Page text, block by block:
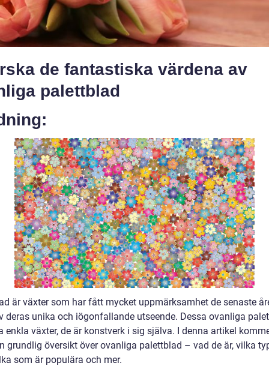
de fantastiska värdena av
palettblad
är växter som har fått mycket uppmärksamhet de senaste
deras unika och iögonfallande utseende. Dessa ovanliga
enkla växter, de är konstverk i sig själva. I denna artikel
grundlig översikt över ovanliga palettblad – vad de är, vilka
som är populära och mer.